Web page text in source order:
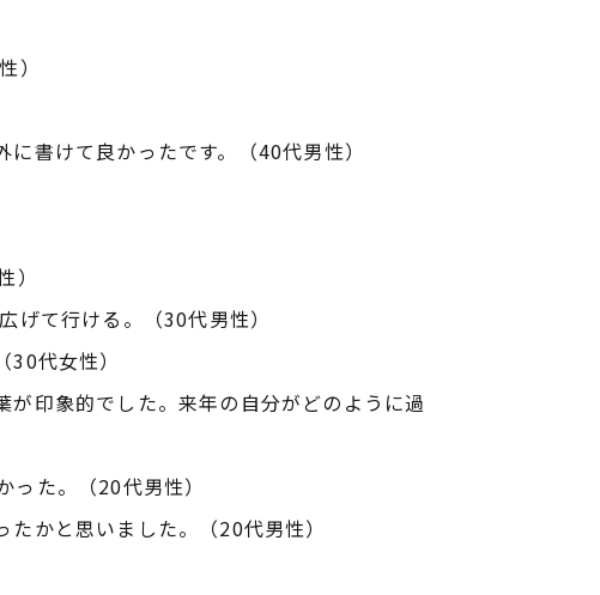
）
書けて良かったです。（40代男性）
て行ける。（30代男性）
代女性）
が印象的でした。来年の自分がどのように過
た。（20代男性）
かと思いました。（20代男性）